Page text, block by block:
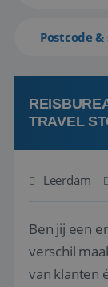
Postcode
TRAVEL
Leerdam
Ben jij een
verschil
van klanten